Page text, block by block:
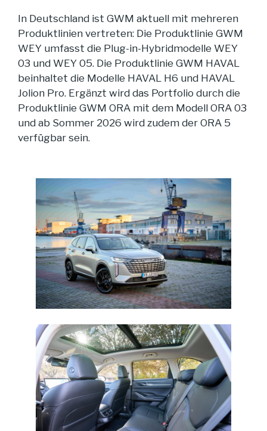
In Deutschland ist GWM aktuell mit mehreren
Produktlinien vertreten: Die Produktlinie GWM
WEY umfasst die Plug-in-Hybridmodelle WEY
03 und WEY 05. Die Produktlinie GWM HAVAL
beinhaltet die Modelle HAVAL H6 und HAVAL
Jolion Pro. Ergänzt wird das Portfolio durch die
Produktlinie GWM ORA mit dem Modell ORA 03
und ab Sommer 2026 wird zudem der ORA 5
verfügbar sein.